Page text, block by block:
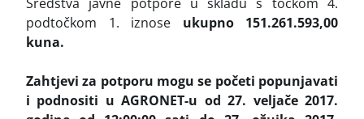
podtočkom 1. iznose ukupno 151.261.593,00
kuna.
Zahtjevi za potporu mogu se početi popunjavati
i podnositi u AGRONET-u od 27. veljače 2017.